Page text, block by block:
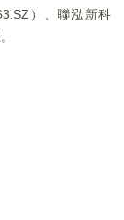
）、聯泓新科